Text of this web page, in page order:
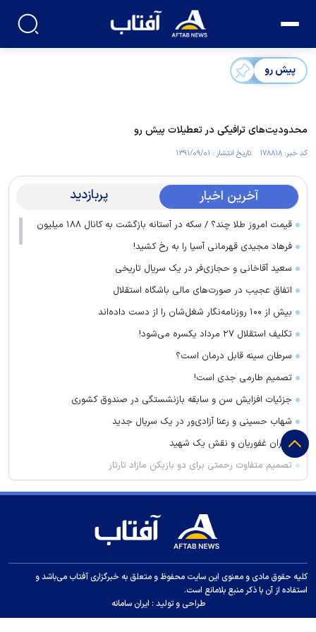
پیش رو
محدودیت‌های ترافیکی در تعطیلات پیش رو
کد خبر: ۱۷۸۸۱۸ تاریخ انتشار : ۱۳۹۱/۰۹/۰۱
آخرین اخبار پربازدید
قیمت امروز طلا چند؟ / سکه در آستانه بازگشت به کانال ۱۸۸ میلیون
فرهاد مجیدی قهرمانی آسیا را به رخ کشید!
سعید آقاخانی و حجازی‌فر در یک سریال تاریخی
اتفاق عجیب در صورت‌های مالی باشگاه استقلال
بیش از ۱۰۰ روزنامه‌نگار شغل‌شان را از دست داده‌اند
تکلیف استقلال ۲۷ مرداد یکسره می‌شود!
سرطان سینه قابل درمان است؟
تصمیم طارمی جدی است!
جزئیات افزایش سن و سابقه بازنشستگی در صندوق کشوری
شهاب حسینی و رعنا آزادی‌ور در یک سریال جدید
مهران غفوریان و نقش یک شهید
تصمیم متفاوت رحمتی برای دو بازیکن مازاد تارتار
بارگیری نفت کنسرسیوم خط لوله خزر متوقف شد
سازمان بهزیستی: ایران سریع‌تر از پیش‌بینی‌ها پیر می‌شود
ژاپن بودجه دفاعی بی‌سابقه ۵۶ میلیارد دلاری را در نظر دارد
سقوط آسانسور در میدان آرژانتین با ۹ مصدوم
کلیه حقوق مادی و معنوی این سایت محفوظ و متعلق به خبرگزاری آفتاب می‌باشد و
استفاده از آن با ذکر منبع بلامانع است.
طراحی و تولید : ایران سامانه